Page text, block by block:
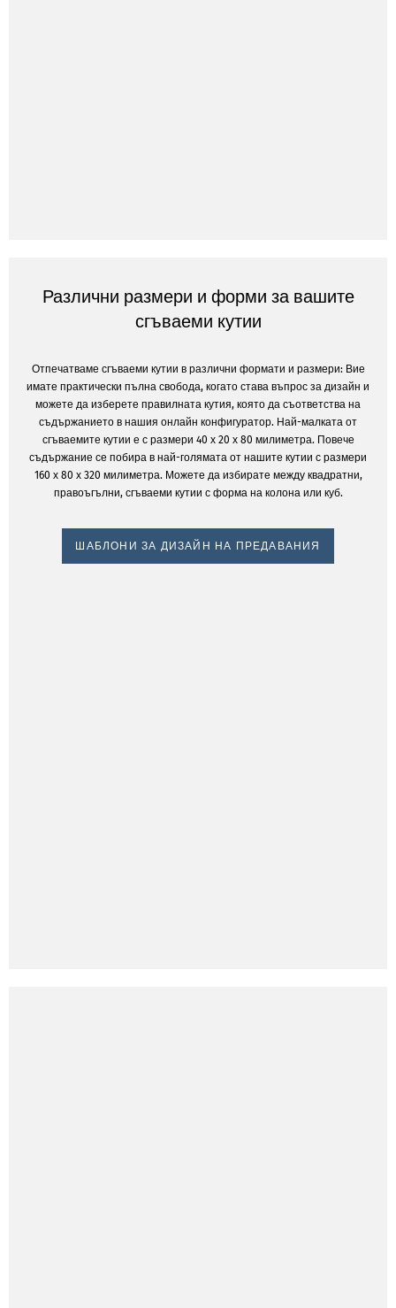
Различни размери и форми за вашите
сгъваеми кутии
Отпечатваме сгъваеми кутии в различни формати и размери: Вие
имате практически пълна свобода, когато става въпрос за дизайн и
можете да изберете правилната кутия, която да съответства на
съдържанието в нашия онлайн конфигуратор. Най-малката от
сгъваемите кутии е с размери 40 х 20 х 80 милиметра. Повече
съдържание се побира в най-голямата от нашите кутии с размери
160 х 80 х 320 милиметра. Можете да избирате между квадратни,
правоъгълни, сгъваеми кутии с форма на колона или куб.
ШАБЛОНИ ЗА ДИЗАЙН НА ПРЕДАВАНИЯ